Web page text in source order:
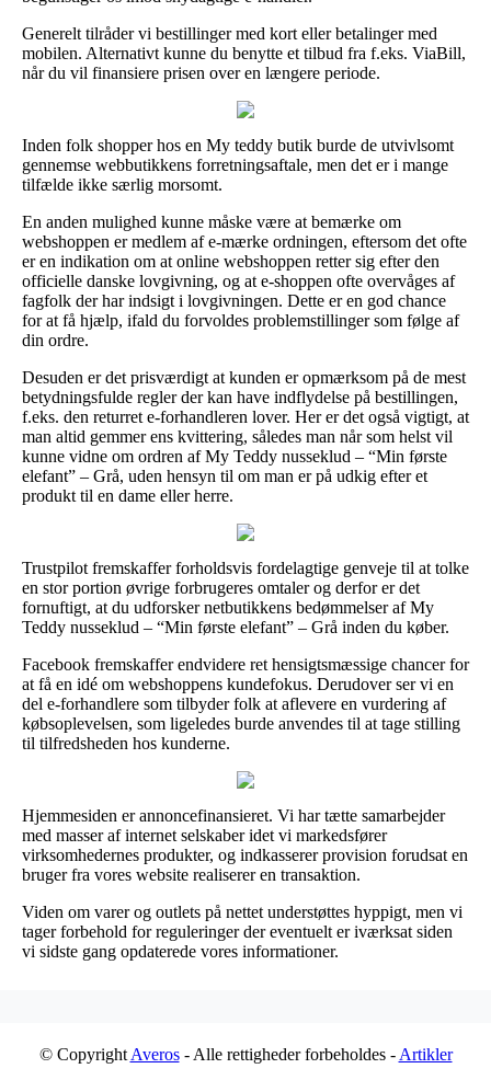
Generelt tilråder vi bestillinger med kort eller betalinger med
mobilen. Alternativt kunne du benytte et tilbud fra f.eks. ViaBill,
når du vil finansiere prisen over en længere periode.
Inden folk shopper hos en My teddy butik burde de utvivlsomt
gennemse webbutikkens forretningsaftale, men det er i mange
tilfælde ikke særlig morsomt.
En anden mulighed kunne måske være at bemærke om
webshoppen er medlem af e-mærke ordningen, eftersom det ofte
er en indikation om at online webshoppen retter sig efter den
officielle danske lovgivning, og at e-shoppen ofte overvåges af
fagfolk der har indsigt i lovgivningen. Dette er en god chance
for at få hjælp, ifald du forvoldes problemstillinger som følge af
din ordre.
Desuden er det prisværdigt at kunden er opmærksom på de mest
betydningsfulde regler der kan have indflydelse på bestillingen,
f.eks. den returret e-forhandleren lover. Her er det også vigtigt, at
man altid gemmer ens kvittering, således man når som helst vil
kunne vidne om ordren af My Teddy nusseklud – “Min første
elefant” – Grå, uden hensyn til om man er på udkig efter et
produkt til en dame eller herre.
Trustpilot fremskaffer forholdsvis fordelagtige genveje til at tolke
en stor portion øvrige forbrugeres omtaler og derfor er det
fornuftigt, at du udforsker netbutikkens bedømmelser af My
Teddy nusseklud – “Min første elefant” – Grå inden du køber.
Facebook fremskaffer endvidere ret hensigtsmæssige chancer for
at få en idé om webshoppens kundefokus. Derudover ser vi en
del e-forhandlere som tilbyder folk at aflevere en vurdering af
købsoplevelsen, som ligeledes burde anvendes til at tage stilling
til tilfredsheden hos kunderne.
Hjemmesiden er annoncefinansieret. Vi har tætte samarbejder
med masser af internet selskaber idet vi markedsfører
virksomhedernes produkter, og indkasserer provision forudsat en
bruger fra vores website realiserer en transaktion.
Viden om varer og outlets på nettet understøttes hyppigt, men vi
tager forbehold for reguleringer der eventuelt er iværksat siden
vi sidste gang opdaterede vores informationer.
© Copyright Averos- Alle rettigheder forbeholdes - Artikler